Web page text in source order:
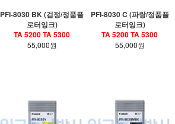
PFI-8030 BK (검정/정품플
로터잉크)
TA 5200 TA 5300
55,000원
PFI-8030 C (파랑/정품플
로터잉크)
TA 5200 TA 5300
55,000원